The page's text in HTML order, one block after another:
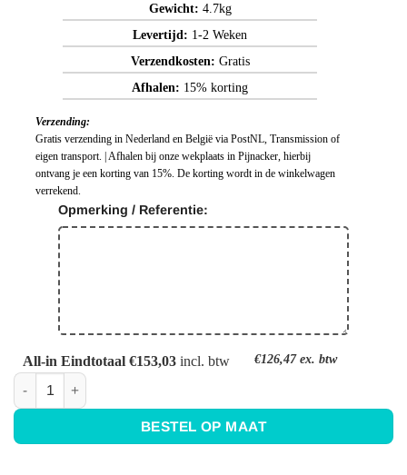
Gewicht: 4.7kg
Levertijd: 1-2 Weken
Verzendkosten: Gratis
Afhalen: 15% korting
Verzending:
Gratis verzending in Nederland en België via PostNL, Transmission of
eigen transport. | Afhalen bij onze wekplaats in Pijnacker, hierbij
ontvang je een korting van 15%. De korting wordt in de winkelwagen
verrekend.
Opmerking / Referentie:
All-in Eindtotaal €153,03 incl. btw €126,47ex. btw
Keuken achterwand blauw- Ral 5003 - Saffierblauw aantal
BESTEL OP MAAT